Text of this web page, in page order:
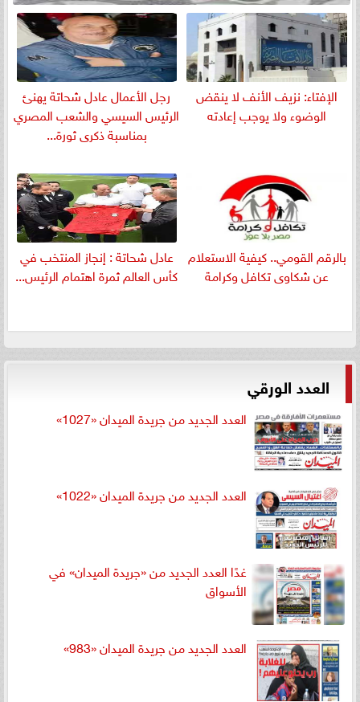
الإفتاء: نزيف الأنف لا ينقض
الوضوء ولا يوجب إعادته
رجل الأعمال عادل شحاتة يهنئ
الرئيس السيسي والشعب المصري
بمناسبة ذكرى ثورة...
بالرقم القومي.. كيفية الاستعلام
عن شكاوى تكافل وكرامة
عادل شحاتة : إنجاز المنتخب في
كأس العالم ثمرة اهتمام الرئيس...
العدد الورقي
العدد الجديد من جريدة الميدان «1027»
العدد الجديد من جريدة الميدان «1022»
غدًا العدد الجديد من «جريدة الميدان» في
الأسواق
العدد الجديد من جريدة الميدان «983»